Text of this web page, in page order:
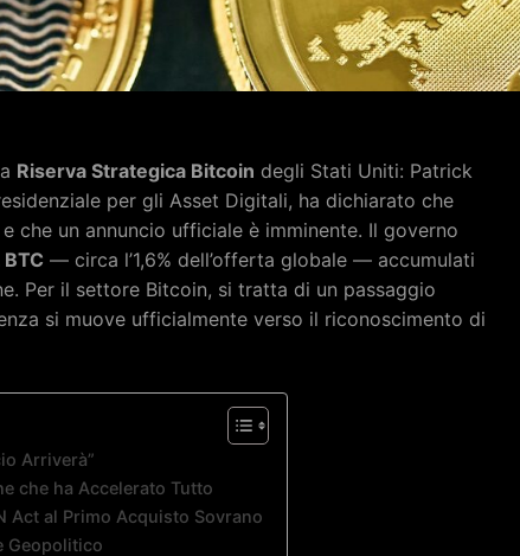
Riserva Strategica Bitcoin degli Stati Uniti: Patrick
per gli Asset Digitali, ha dichiarato che
che un annuncio ufficiale è imminente. Il governo
— circa l’1,6% dell’offerta globale — accumulati
Per il settore Bitcoin, si tratta di un passaggio
si muove ufficialmente verso il riconoscimento di
Arriverà”
che ha Accelerato Tutto
Act al Primo Acquisto Sovrano
Geopolitico